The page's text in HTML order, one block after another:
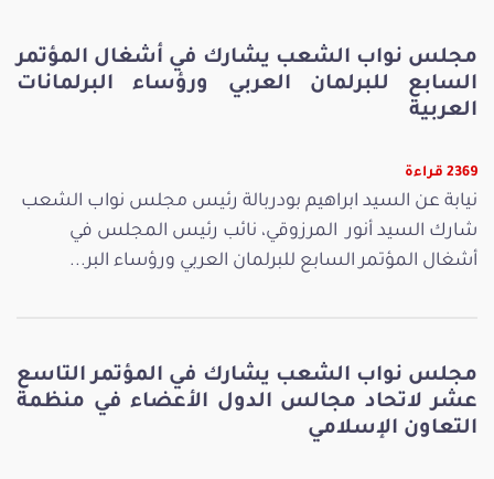
مجلس نواب الشعب يشارك في أشغال المؤتمر
السابع للبرلمان العربي ورؤساء البرلمانات
العربية
2369 قراءة
نيابة عن السيد ابراهيم بودربالة رئيس مجلس نواب الشعب
شارك السيد أنور المرزوقي، نائب رئيس المجلس في
أشغال المؤتمر السابع للبرلمان العربي ورؤساء البر...
مجلس نواب الشعب يشارك في المؤتمر التاسع
عشر لاتحاد مجالس الدول الأعضاء في منظمة
التعاون الإسلامي